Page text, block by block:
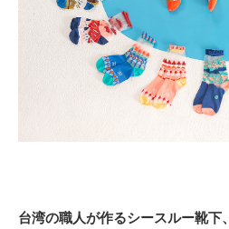
台湾の職人が作るシースルー靴下、